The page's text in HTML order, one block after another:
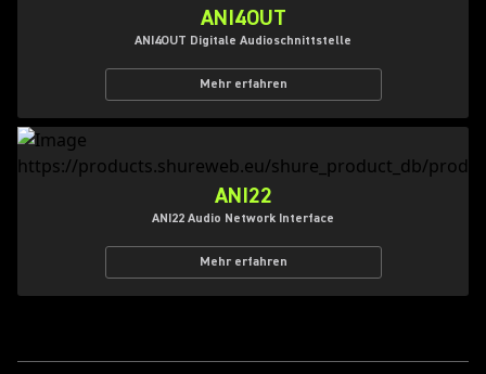
ANI4OUT
ANI4OUT Digitale Audioschnittstelle
Mehr erfahren
ANI22
ANI22 Audio Network Interface
Mehr erfahren